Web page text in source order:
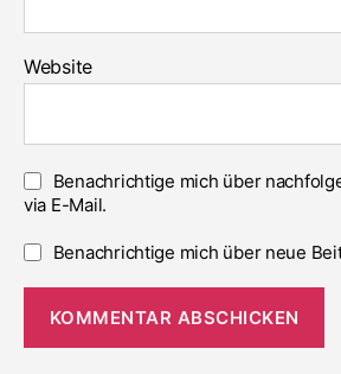
Website
Benachrichtige mich über
via E-Mail.
Benachrichtige mich über neue